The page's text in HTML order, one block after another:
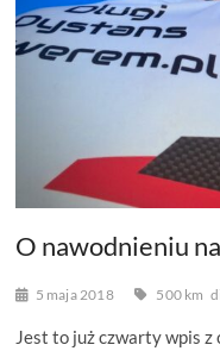
O nawodnieniu
5 maja 2018 500 km
Jest to już czwarty wpis z